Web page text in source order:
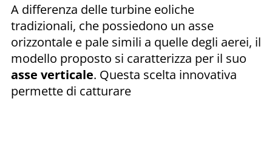
A differenza delle turbine eoliche
tradizionali, che possiedono un asse
orizzontale e pale simili a quelle degli aerei, il
modello proposto si caratterizza per il suo
asse verticale. Questa scelta innovativa
permette di catturare